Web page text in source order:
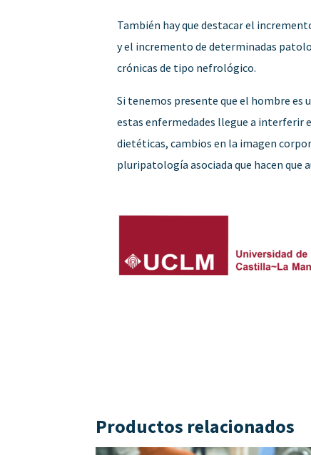
También hay que destacar el
y el incremento de determinadas
crónicas de tipo nefrológico.
Si tenemos presente que el hombre es
estas enfermedades llegue a interferir
dietéticas, cambios en la imagen
pluripatología asociada que hacen
Productos relacionados